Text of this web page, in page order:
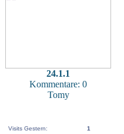
24.1.1
Kommentare: 0
Tomy
Visits Gestern:
1